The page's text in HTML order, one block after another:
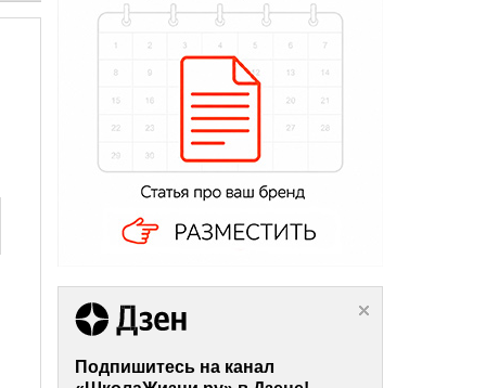
Подпишитесь на канал